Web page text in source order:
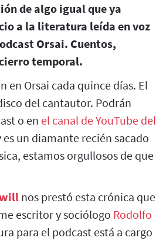
de algo igual que ya
a la literatura leída en voz
Orsai. Cuentos,
temporal.
en Orsai cada quince días. El
del cantautor. Podrán
o en el canal de YouTube del
es un diamante recién sacado
estamos orgullosos de que
nos prestó esta crónica que
escritor y sociólogo Rodolfo
para el podcast está a cargo